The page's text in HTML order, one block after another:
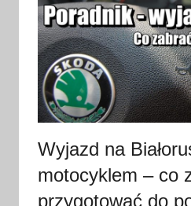
Wyjazd na
motocyklem – co
przygotować do